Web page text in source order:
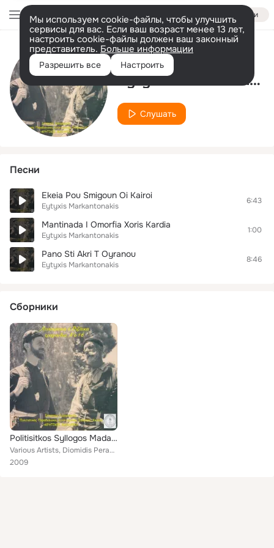
Войти
Мы используем cookie-файлы, чтобы улучшить
сервисы для вас. Если ваш возраст менее 13 лет,
настроить cookie-файлы должен ваш законный
представитель. Больше информации
Разрешить все Настроить
Исполнитель
Eytyxis Markantonakis
Слушать
Песни
Ekeia Pou Smigoun Oi Kairoi
Eytyxis Markantonakis
6:43
Mantinada I Omorfia Xoris Kardia
Eytyxis Markantonakis
1:00
Pano Sti Akri T Oyranou
Eytyxis Markantonakis
8:46
Сборники
Politisitkos Syllogos Madares Rizitika No 16
Various Artists, Diomidis Perakis, Eytyxis Markantonakis, Xristos Mixelakis, Stamatis Flemetakis, Ioannis Vlaxos, Giannis Koutou...
2009